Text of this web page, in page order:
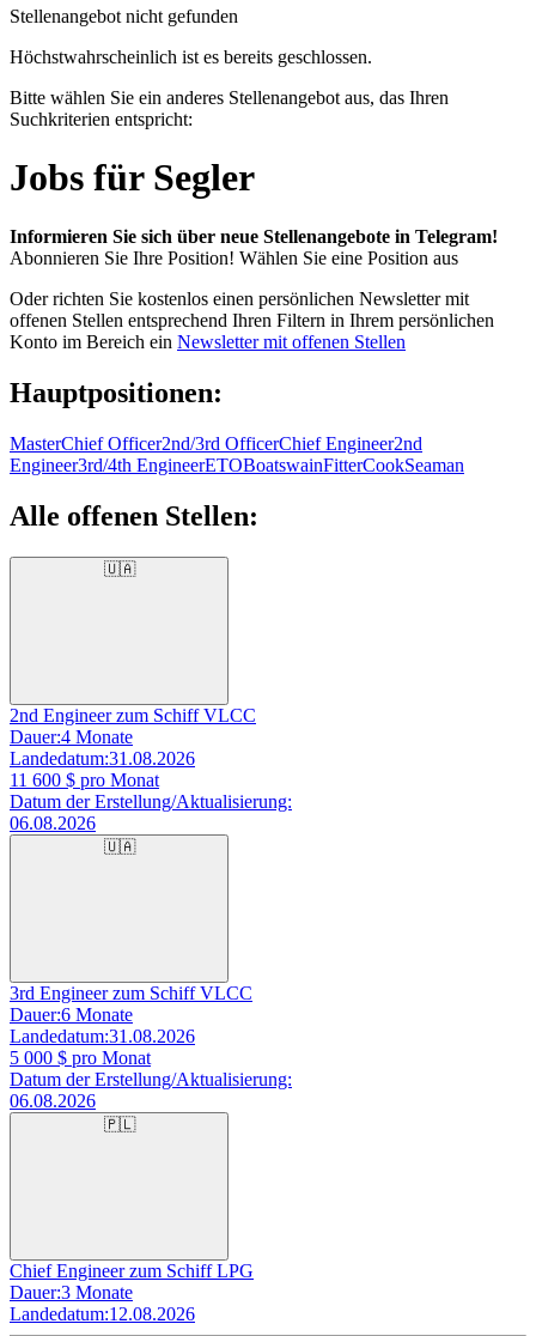
Stellenangebot nicht gefunden
Höchstwahrscheinlich ist es bereits geschlossen.
Bitte wählen Sie ein anderes Stellenangebot aus, das Ihren
Suchkriterien entspricht:
Jobs für Segler
Informieren Sie sich über neue Stellenangebote in Telegram!
Abonnieren Sie Ihre Position! Wählen Sie eine Position aus
Oder richten Sie kostenlos einen persönlichen Newsletter mit
offenen Stellen entsprechend Ihren Filtern in Ihrem persönlichen
Konto im Bereich ein Newsletter mit offenen Stellen
Hauptpositionen:
MasterChief Officer2nd/3rd OfficerChief Engineer2nd
Engineer3rd/4th EngineerETOBoatswainFitterCookSeaman
Alle offenen Stellen:
🇺🇦
2nd Engineer zum Schiff VLCC
Dauer:4 Monate
Landedatum:31.08.2026
11 600 $ pro Monat
Datum der Erstellung/Aktualisierung:
06.08.2026
🇺🇦
3rd Engineer zum Schiff VLCC
Dauer:6 Monate
Landedatum:31.08.2026
5 000 $ pro Monat
Datum der Erstellung/Aktualisierung:
06.08.2026
🇵🇱
Chief Engineer zum Schiff LPG
Dauer:3 Monate
Landedatum:12.08.2026